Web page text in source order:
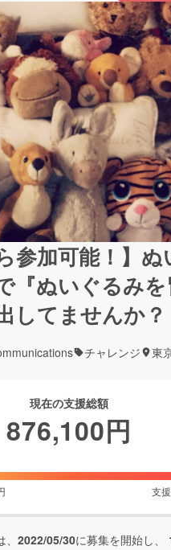
参加可能！】
『ぬいぐるみを
してませんか？
チャレンジ 東
現在の支援総額
876,100円
支
2022/05/30に募集を開始し、